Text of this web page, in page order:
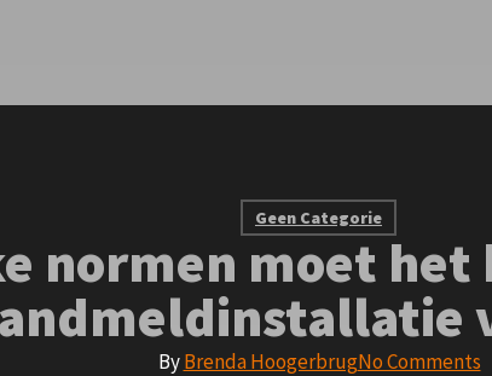
Geen Categorie
normen moet het
By Brenda HoogerbrugNo Comments